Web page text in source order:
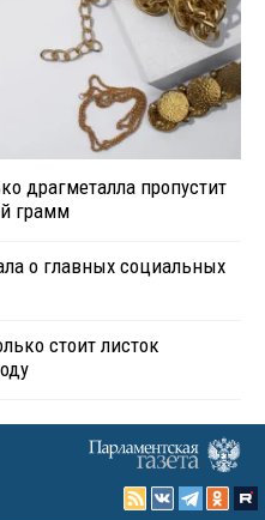
драгметалла пропустит
грамм
о главных социальных
стоит листок